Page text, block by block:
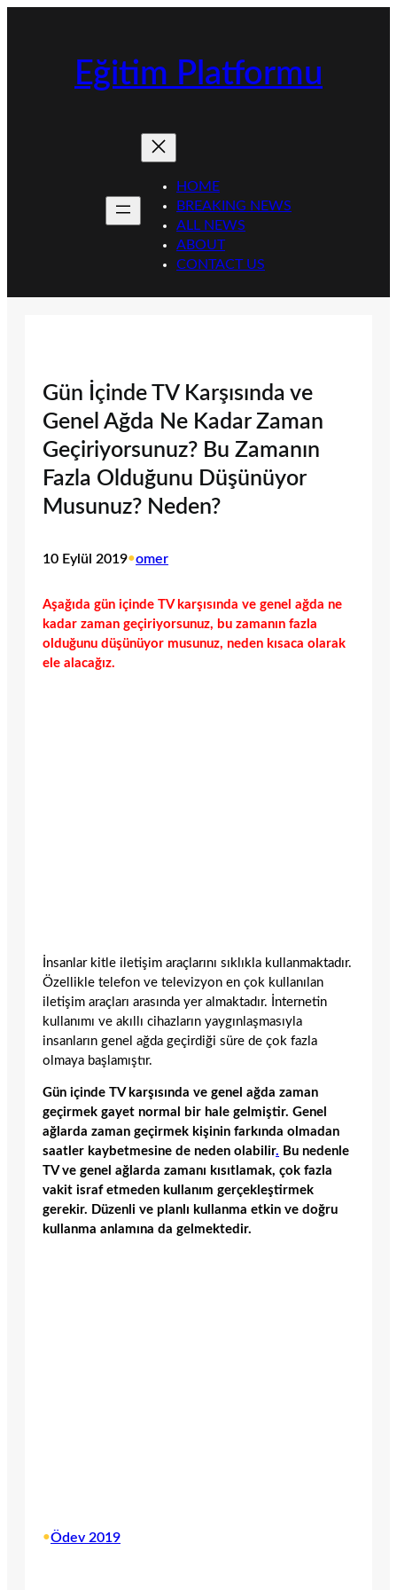
Eğitim Platformu
HOME
BREAKING NEWS
ALL NEWS
ABOUT
CONTACT US
Gün İçinde TV Karşısında ve
Genel Ağda Ne Kadar Zaman
Geçiriyorsunuz? Bu Zamanın
Fazla Olduğunu Düşünüyor
Musunuz? Neden?
10 Eylül 2019•omer
Aşağıda gün içinde TV karşısında ve genel ağda ne
kadar zaman geçiriyorsunuz, bu zamanın fazla
olduğunu düşünüyor musunuz, neden kısaca olarak
ele alacağız.
İnsanlar kitle iletişim araçlarını sıklıkla kullanmaktadır.
Özellikle telefon ve televizyon en çok kullanılan
iletişim araçları arasında yer almaktadır. İnternetin
kullanımı ve akıllı cihazların yaygınlaşmasıyla
insanların genel ağda geçirdiği süre de çok fazla
olmaya başlamıştır.
Gün içinde TV karşısında ve genel ağda zaman
geçirmek gayet normal bir hale gelmiştir. Genel
ağlarda zaman geçirmek kişinin farkında olmadan
saatler kaybetmesine de neden olabilir. Bu nedenle
TV ve genel ağlarda zamanı kısıtlamak, çok fazla
vakit israf etmeden kullanım gerçekleştirmek
gerekir. Düzenli ve planlı kullanma etkin ve doğru
kullanma anlamına da gelmektedir.
•Ödev 2019